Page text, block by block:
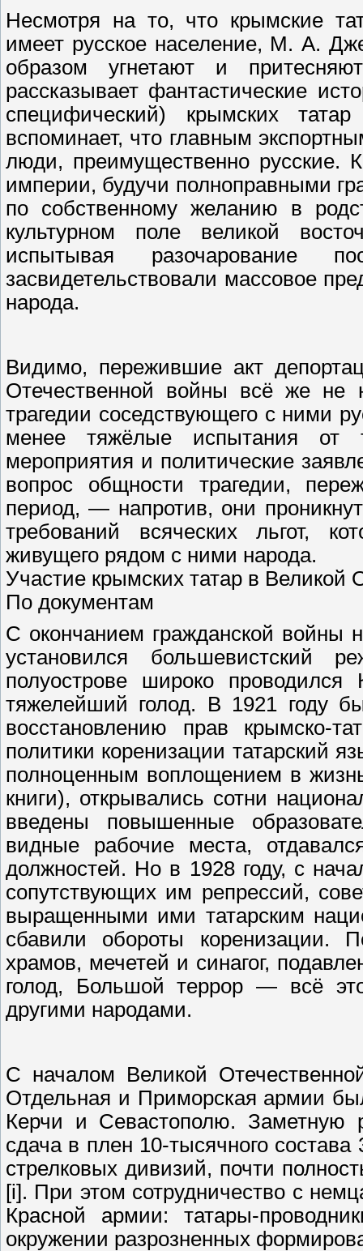
Несмотря на то, что крымские
имеет русское население, М. А.
образом угнетают и
рассказывает фантастические
специфический) крымских
вспоминает, что главным
люди, преимущественно русские.
империи, будучи полноправными
по собственному желанию в
культурном поле великой
испытывая разочарование
засвидетельствовали массовое
народа.
Видимо, пережившие акт
Отечественной войны всё же не
трагедии соседствующего с ними
менее тяжёлые испытания от
мероприятия и политические
вопрос общности трагедии,
период, — напротив, они
требований всяческих льгот,
живущего рядом с ними народа.
Участие крымских татар в Великой
По документам
С окончанием гражданской войны
установился большевистский
полуострове широко
тяжелейший голод. В 1921 году
восстановлению прав крымско-
политики коренизации татарский
полноценным воплощением в
книги), открывались сотни
введены повышенные
видные рабочие места,
должностей. Но в 1928 году, с
сопутствующих им репрессий,
выращенными ими татарским
сбавили обороты коренизации.
храмов, мечетей и синагог,
голод, Большой террор — всё
другими народами.
С началом Великой
Отдельная и Приморская армии
Керчи и Севастополю. Заметную
сдача в плен 10-тысячного
стрелковых дивизий, почти
[i]. При этом сотрудничество с
Красной армии: татары-
окружении разрозненных